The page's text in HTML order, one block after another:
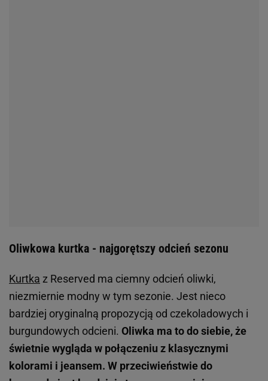
Oliwkowa kurtka - najgorętszy odcień sezonu
Kurtka z Reserved ma ciemny odcień oliwki,
niezmiernie modny w tym sezonie. Jest nieco
bardziej oryginalną propozycją od czekoladowych i
burgundowych odcieni. Oliwka ma to do siebie, że
świetnie wygląda w połączeniu z klasycznymi
kolorami i jeansem. W przeciwieństwie do